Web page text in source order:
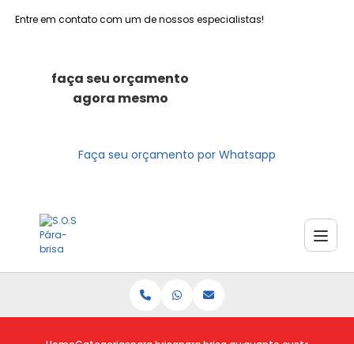
Entre em contato com um de nossos especialistas!
faça seu orçamento
agora mesmo
Faça seu orçamento por Whatsapp